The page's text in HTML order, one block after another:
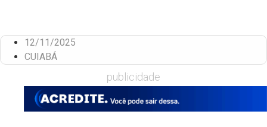
12/11/2025
CUIABÁ
publicidade